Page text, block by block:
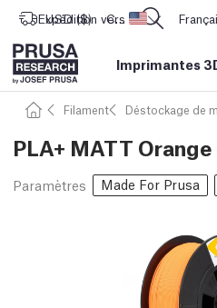
Expédition vers Etats-Unis
USD ($) CORE One L: Maintenant en stock !
Imprimantes
Filament Déstockage de
PLA+ MATT
Paramètres Made For Prusa